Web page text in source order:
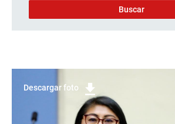
Descargar foto